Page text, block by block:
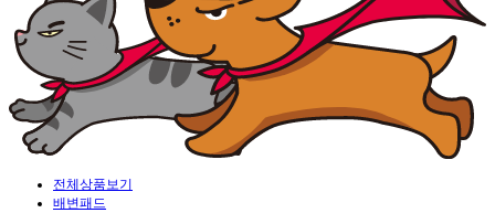
전체상품보기
배변패드